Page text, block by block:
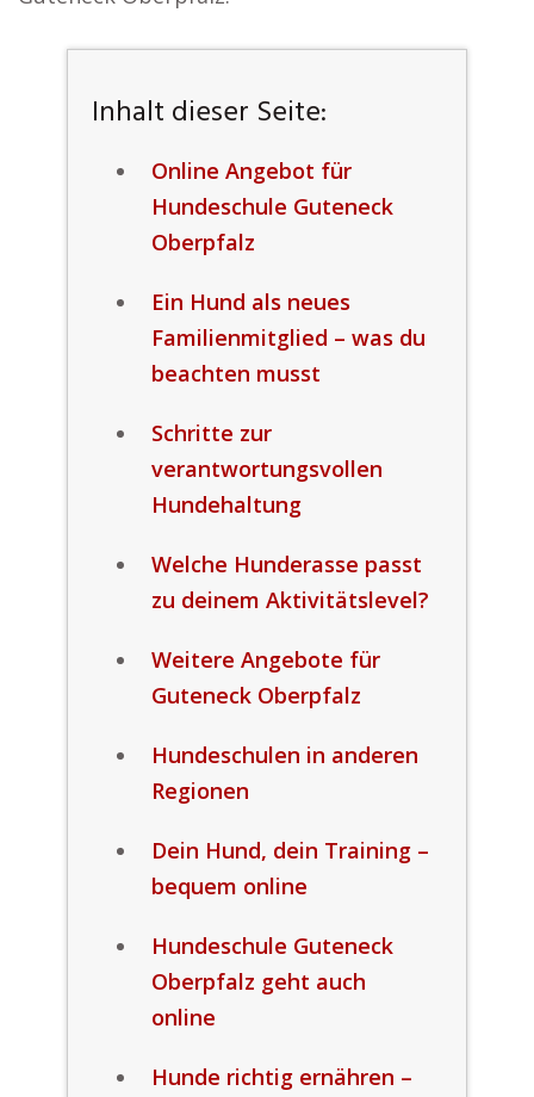
Inhalt dieser Seite:
Online Angebot für
Hundeschule Guteneck
Oberpfalz
Ein Hund als neues
Familienmitglied – was du
beachten musst
Schritte zur
verantwortungsvollen
Hundehaltung
Welche Hunderasse passt
zu deinem Aktivitätslevel?
Weitere Angebote für
Guteneck Oberpfalz
Hundeschulen in anderen
Regionen
Dein Hund, dein Training –
bequem online
Hundeschule Guteneck
Oberpfalz geht auch
online
Hunde richtig ernähren –